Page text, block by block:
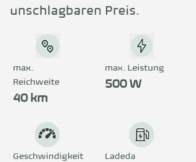
unschlagbaren Preis.
max.
Reichweite
40 km
Geschwindigkeit
max. Leistung
500 W
Ladeda